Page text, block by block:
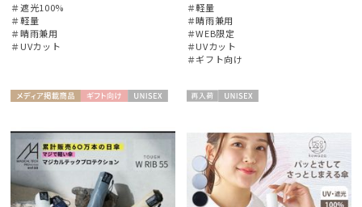
＃遮光100%
＃軽量
＃晴雨兼用
＃UVカット
＃軽量
＃晴雨兼用
＃WEB限定
＃UVカット
＃ギフト向け
載商品
向け
X